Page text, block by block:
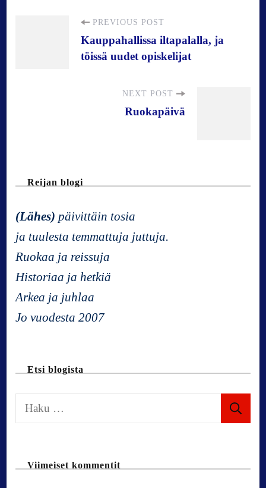
v
i
g
t
i
n
PREVIOUS POST
Kauppahallissa iltapalalla, ja
töissä uudet opiskelijat
NEXT POST
Ruokapäivä
Reijan blogi
(Lähes) päivittäin tosia
ja tuulesta temmattuja juttuja.
Ruokaa ja reissuja
Historiaa ja hetkiä
Arkea ja juhlaa
Jo vuodesta 2007
Etsi blogista
a
Viimeiset kommentit